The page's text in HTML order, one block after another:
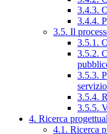
3.4.3.
3.4.4.
3.5. Il
3.5.1.
3.5.2.
3.5.3.
servizio
3.5.4.
3.5.5.
4. Ricerca
4.1. Ricerca